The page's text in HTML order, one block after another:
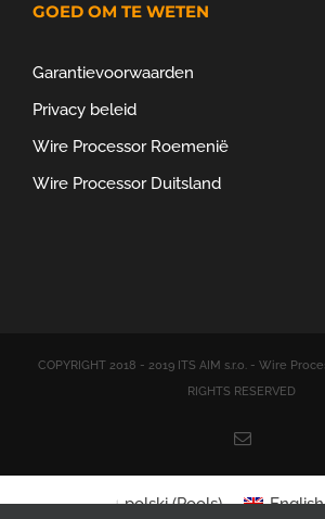
GOED OM TE WETEN
Garantievoorwaarden
Privacy beleid
Wire Processor Roemenië
Wire Processor Duitsland
COPYRIGHT 2018 - 2019 ITS AIM s.r.o. - Wire
RIGHTS RESERVED
Email
polski(Pools) English